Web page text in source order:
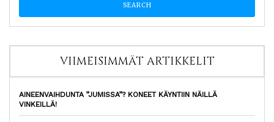
VIIMEISIMMÄT ARTIKKELIT
AINEENVAIHDUNTA ”JUMISSA”? KONEET KÄYNTIIN NÄILLÄ
VINKEILLÄ!